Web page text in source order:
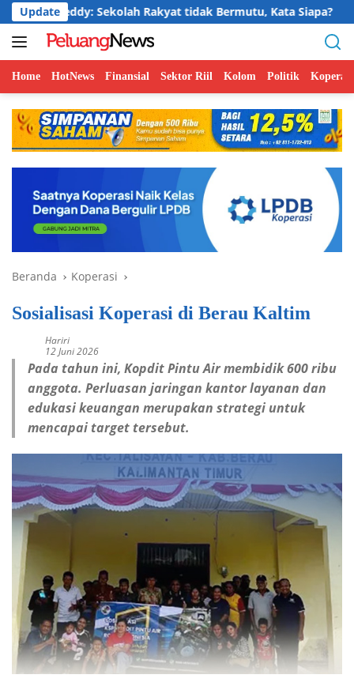
Langsung
ke
konten
Update
Sekolah Rakyat tidak Bermutu, Kata Siapa? Jelajah
Home HotNews Finansial Sektor Riil Kolom Politik Koperasi
Beranda Koperasi
Sosialisasi Koperasi di Berau Kaltim
Hariri
12 Juni 2026
Pada tahun ini, Kopdit Pintu Air membidik 600 ribu
anggota. Perluasan jaringan kantor layanan dan
edukasi keuangan merupakan strategi untuk
mencapai target tersebut.